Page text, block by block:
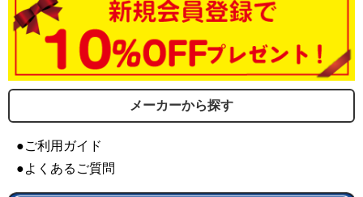
メーカーから探す
●ご利用ガイド
●よくあるご質問